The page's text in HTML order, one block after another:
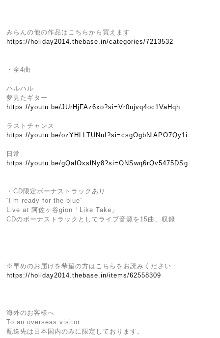
みらんの他の作品はこちらから買えます
https://holiday2014.thebase.in/categories/7213532
・全4曲
ハルハル
夢見たギター
https://youtu.be/JUrHjFAz6xo?si=Vr0ujvq4oc1VaHqh
ラストチャンス
https://youtu.be/ozYHLLTUNuI?si=csgOgbNlAPO7Qy1i
日常
https://youtu.be/gQalOxslNy8?si=ONSwq6rQv5475DSg
・CD限定ボーナストラックあり
“I’m ready for the blue”
Live at 阿佐ヶ谷gion「Like Take」
CDのボーナストラックとしてライブ音源を15曲、収録
※早めのお届けを希望の方はこちらをお読みください
https://holiday2014.thebase.in/items/62558309
海外のお客様へ
To an overseas visitor
配送先は日本国内のみに限定しております。